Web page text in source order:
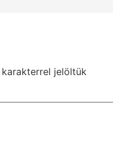
karakterrel jelöltük